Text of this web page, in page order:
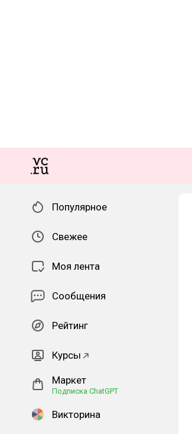
Популярное
Свежее
Моя лента
Сообщения
Рейтинг
Курсы
Маркет
Подписка ChatGPT
Викторина